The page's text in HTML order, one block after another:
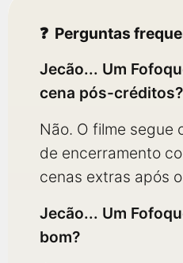
Perguntas
Jecão... Um
cena pós-créditos?
Não. O filme segue
de encerramento
cenas extras após
Jecão... Um
bom?